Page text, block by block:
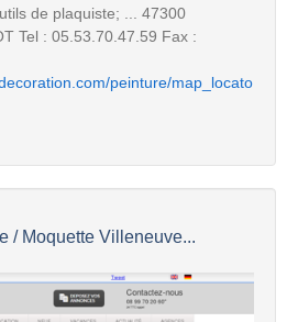
de plaquiste; ... 47300
Tel : 05.53.70.47.59 Fax :
peinture/map_locato
/ Moquette Villeneuve...